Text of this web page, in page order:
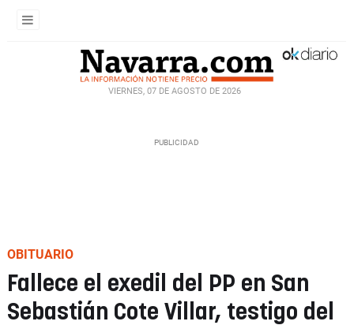
VIERNES, 07 DE AGOSTO DE 2026
OBITUARIO
Fallece el exedil del PP en San
Sebastián Cote Villar, testigo del